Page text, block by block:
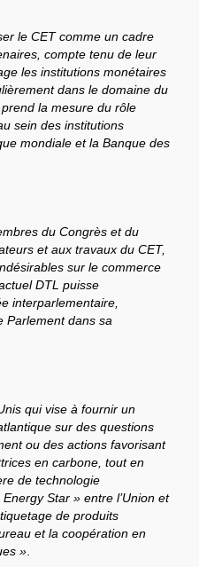
le CET comme un cadre
compte tenu de leur
les institutions monétaires
dans le domaine du
la mesure du rôle
sein des institutions
mondiale et la Banque des
du Congrès et du
et aux travaux du CET,
sur le commerce
DTL puisse
interparlementaire,
Parlement dans sa
qui vise à fournir un
sur des questions
ou des actions favorisant
en carbone, tout en
de technologie
Star » entre l’Union et
de produits
et la coopération en
»